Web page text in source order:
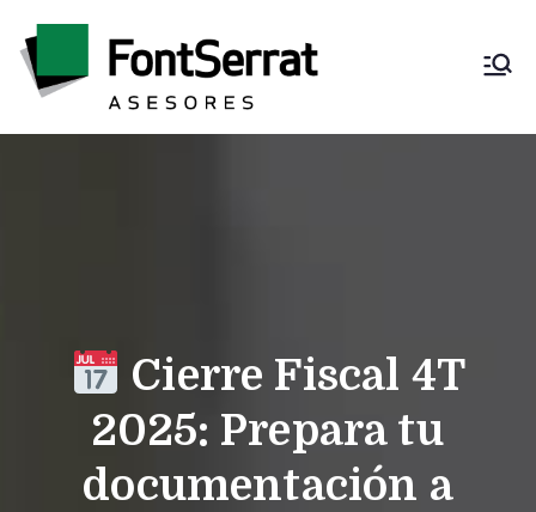
contenido
Font Serrat
Asesores
Cierre Fiscal 4T
2025: Prepara tu
documentación a